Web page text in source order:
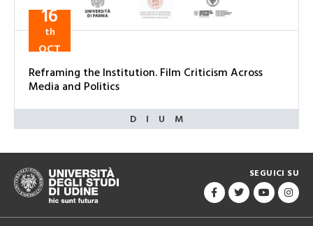
16
th
OCT
Reframing the Institution. Film Criticism Across
Media and Politics
SEGUICI SU